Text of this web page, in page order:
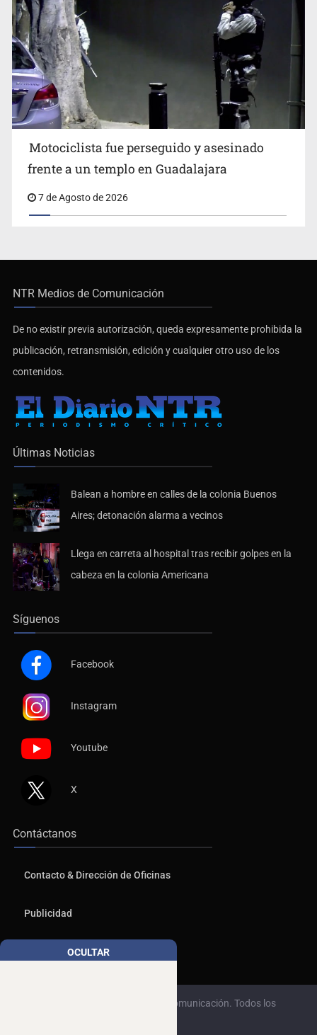
Motociclista fue perseguido y asesinado
frente a un templo en Guadalajara
7 de Agosto de 2026
NTR Medios de Comunicación
De no existir previa autorización, queda expresamente prohibida la
publicación, retransmisión, edición y cualquier otro uso de los
contenidos.
Últimas Noticias
Balean a hombre en calles de la colonia Buenos
Aires; detonación alarma a vecinos
Llega en carreta al hospital tras recibir golpes en la
cabeza en la colonia Americana
Síguenos
Facebook
Instagram
Youtube
X
Contáctanos
Contacto & Dirección de Oficinas
Publicidad
Aviso de Privacidad
© 2026, Copyrights NTR Medios de Comunicación. Todos los
OCULTAR